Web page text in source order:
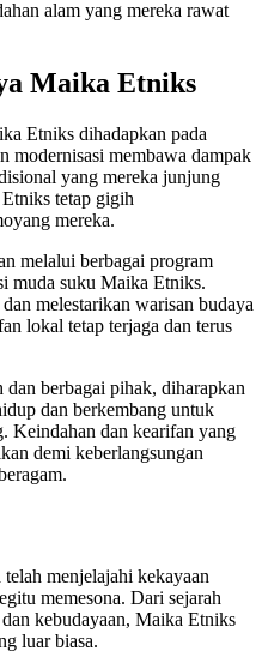
alam yang mereka rawat
Maika Etniks
Etniks dihadapkan pada
modernisasi membawa dampak
yang mereka junjung
tetap gigih
mereka.
melalui berbagai program
muda suku Maika Etniks.
melestarikan warisan budaya
lokal tetap terjaga dan terus
berbagai pihak, diharapkan
dan berkembang untuk
Keindahan dan kearifan yang
demi keberlangsungan
menjelajahi kekayaan
memesona. Dari sejarah
kebudayaan, Maika Etniks
luar biasa.